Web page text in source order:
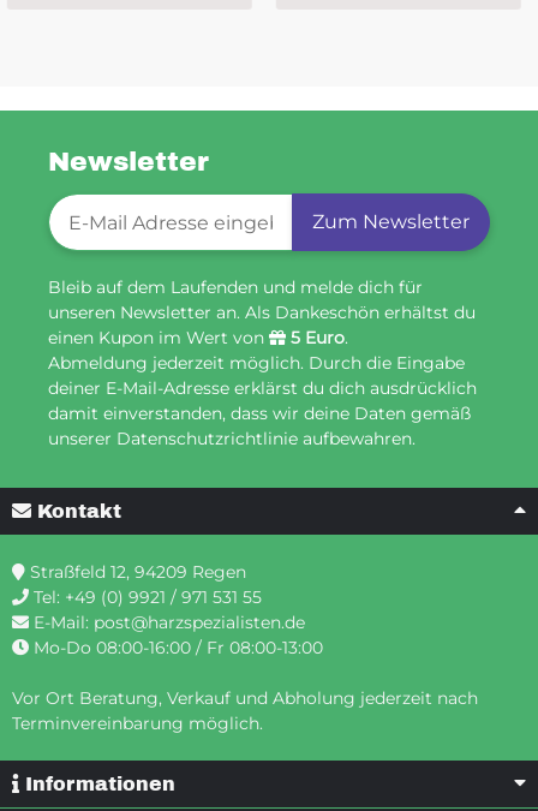
Newsletter
Newsletter-Registrierung
Zum Newsletter
Bleib auf dem Laufenden und melde dich für
unseren Newsletter an. Als Dankeschön erhältst du
einen Kupon im Wert von
5 Euro.
Abmeldung jederzeit möglich. Durch die Eingabe
deiner E-Mail-Adresse erklärst du dich ausdrücklich
damit einverstanden, dass wir deine Daten gemäß
unserer Datenschutzrichtlinie aufbewahren.
Kontakt
Straßfeld 12, 94209 Regen
Tel: +49 (0) 9921 / 971 531 55
E-Mail: post@harzspezialisten.de
Mo-Do 08:00-16:00 / Fr 08:00-13:00
Vor Ort Beratung, Verkauf und Abholung jederzeit nach
Terminvereinbarung möglich.
Informationen